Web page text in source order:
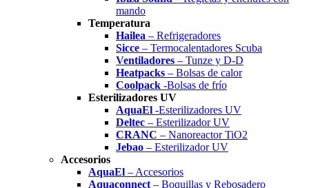
mando
Temperatura
Hailea – Refrigeradores
Sicce – Termocalentadores Scuba
Ventiladores – Tunze y D-D
Heatpacks – Bolsas de calor
Coolpack -Bolsas de frío
Esterilizadores UV
AquaEl -Esterilizadores UV
Deltec – Esterilizador UV
CRANC – Nanoreactor TiO2
Jebao – Esterilizador UV
Accesorios
AquaEl – Accesorios
Aquaconnect – Boquillas y Rebosadero